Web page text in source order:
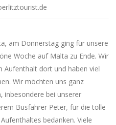
am Donnerstag ging für unsere
Woche auf Malta zu Ende. Wir
Aufenthalt dort und haben viel
Wir möchten uns ganz
inbesondere bei unserer
Busfahrer Peter, für die tolle
bedanken. Viele